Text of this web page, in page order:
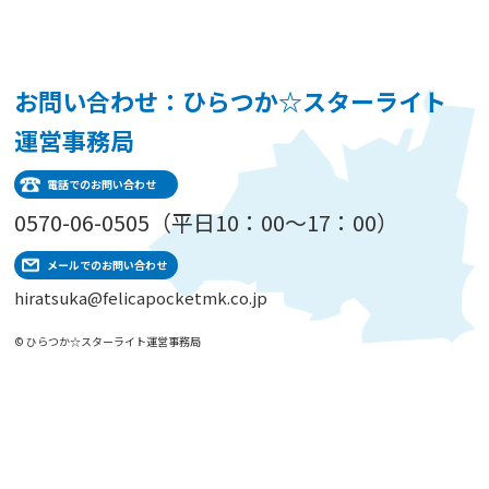
お問い合わせ：ひらつか☆スターライト
運営事務局
電話でのお問い合わせ
0570-06-0505（平日10：00～17：00）
メールでのお問い合わせ
hiratsuka@felicapocketmk.co.jp
© ひらつか☆スターライト運営事務局